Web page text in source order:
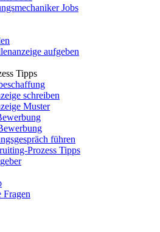
Jobs
aufgeben
Tipps
schreiben
Muster
führen
Prozess Tipps
Fragen